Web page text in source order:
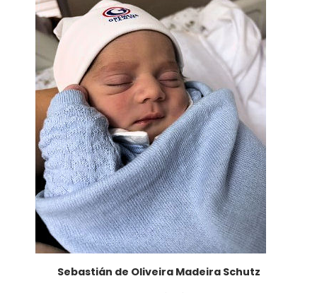
Sebastián de Oliveira Madeira Schutz